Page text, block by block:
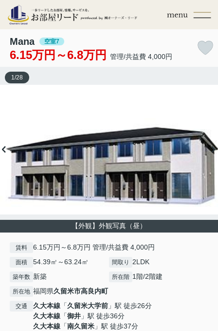
Mana 空室7
6.15万円～6.8万円 管理/共益費 4,000円
【外観】外観写真（昼）
1 /28
賃料 6.15万円～6.8万円 管理/共益費 4,000円
面積 54.39㎡～63.24㎡ 間取り 2LDK
築年数 新築 所在階 1階/2階建
所在地 福岡県久留米市高良内町
交通 久大本線 「久留米大学前 」駅 徒歩26分
久大本線 「御井 」駅 徒歩36分
久大本線 「南久留米 」駅 徒歩37分